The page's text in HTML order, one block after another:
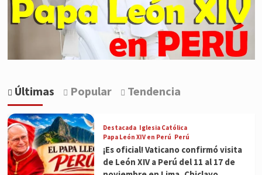
Últimas Popular Tendencia
Destacada Iglesia Católica
Papa León XIV en Perú Perú
¡Es oficial! Vaticano confirmó visita
de León XIV a Perú del 11 al 17 de